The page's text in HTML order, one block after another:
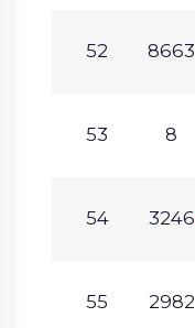
52 8663
53 8
54 3246
55 2982